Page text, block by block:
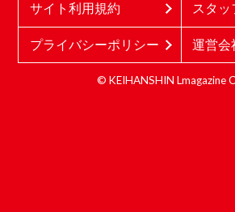
サイト利用規約 スタッ
プライバシーポリシー 運営会
© KEIHANSHIN Lmagazine